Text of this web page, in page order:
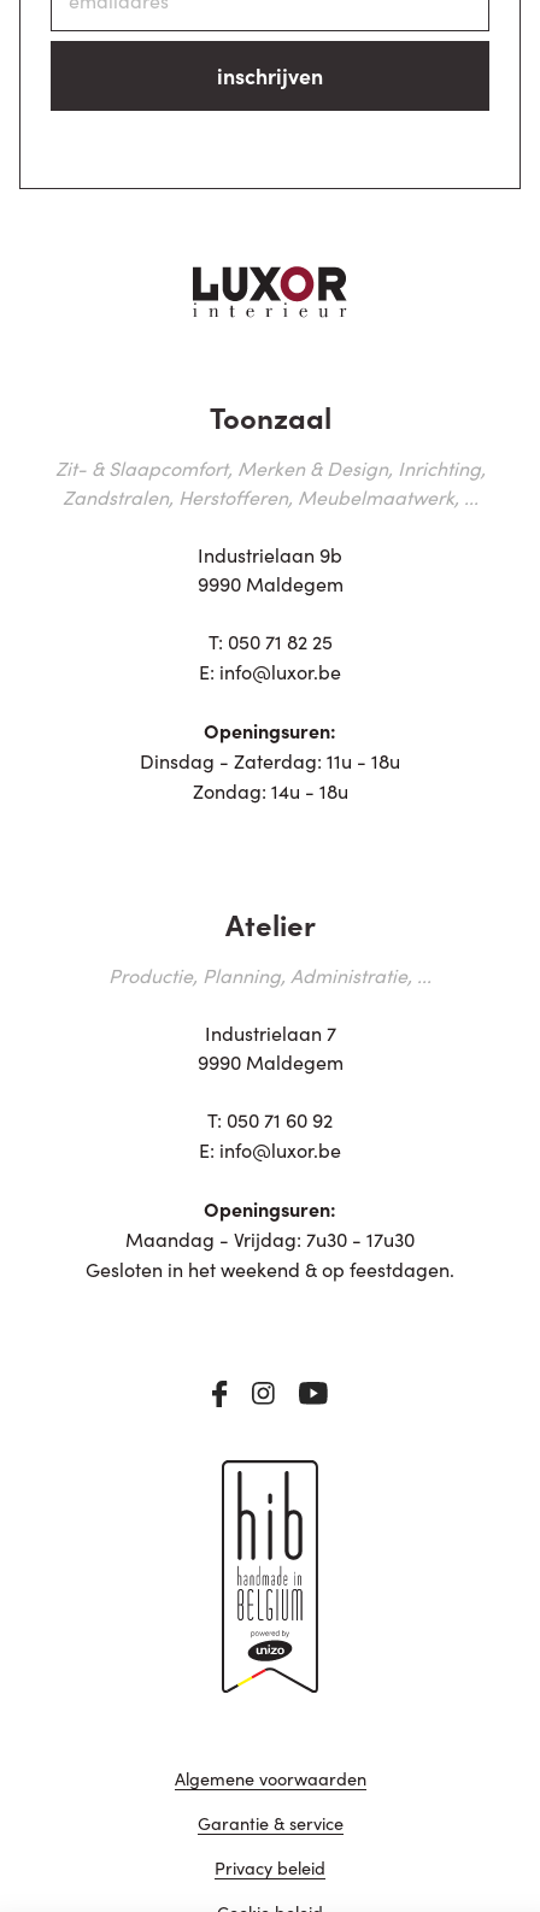
inschrijven
Toonzaal
Zit- & Slaapcomfort, Merken & Design, Inrichting,
Zandstralen, Herstofferen, Meubelmaatwerk, ...
Industrielaan 9b
9990 Maldegem
T: 050 71 82 25
E: info@luxor.be
Openingsuren:
Dinsdag - Zaterdag: 11u - 18u
Zondag: 14u - 18u
Atelier
Productie, Planning, Administratie, ...
Industrielaan 7
9990 Maldegem
T: 050 71 60 92
E: info@luxor.be
Openingsuren:
Maandag - Vrijdag: 7u30 - 17u30
Gesloten in het weekend & op feestdagen.
Algemene voorwaarden
Garantie & service
Privacy beleid